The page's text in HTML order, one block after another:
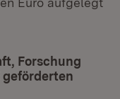
Forschung
geförderten